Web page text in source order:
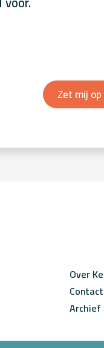
Zet mij
Over
Contact
Archief